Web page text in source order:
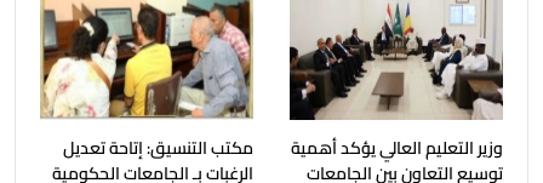
وزير التعليم العالي يؤكد أهمية
توسيع التعاون بين الجامعات
مكتب التنسيق: إتاحة تعديل
الرغبات بـ الجامعات الحكومية